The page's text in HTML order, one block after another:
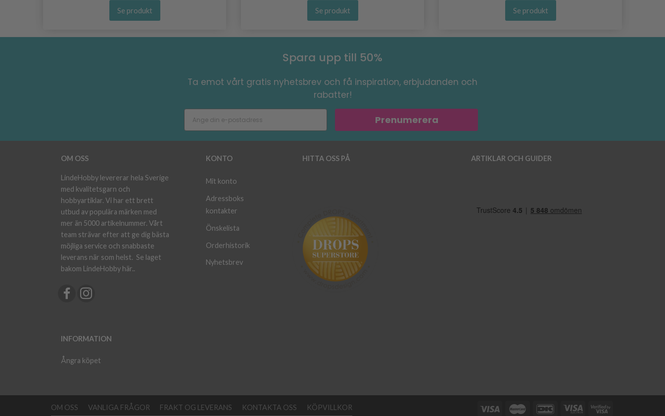
Se produkt Se produkt Se produkt
Spara upp till 50%
Ta emot vårt gratis nyhetsbrev och få inspiration, erbjudanden och
rabatter!
Prenumerera
OM OSS
LindeHobby levererar hela Sverige
med kvalitetsgarn och
hobbyartiklar. Vi har ett brett
utbud av populära märken med
mer än 5000 artikelnummer. Vårt
team strävar efter att ge dig bästa
möjliga service och snabbaste
leverans när som helst. Se laget
bakom LindeHobby här..
INFORMATION
Ångra köpet
KONTO
Mit konto
Adressboks
kontakter
Önskelista
Orderhistorik
Nyhetsbrev
HITTA OSS PÅ ARTIKLAR OCH GUIDER
OM OSS VANLIGA FRÅGOR FRAKT OG LEVERANS KONTAKTA OSS KÖPVILLKOR